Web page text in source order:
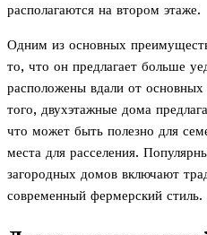
располагаются на втором этаже.
Одним из основных
то, что он предлагает больше
расположены вдали от
того, двухэтажные дома
что может быть полезно для
места для расселения.
загородных домов включают
современный фермерский стиль.